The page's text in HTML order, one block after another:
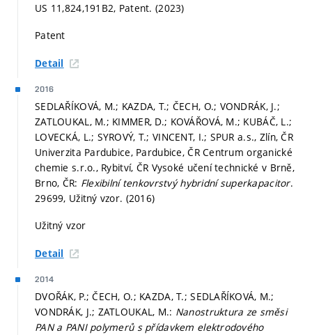
US 11,824,191B2, Patent. (2023)
Patent
Detail
2016
SEDLAŘÍKOVÁ, M.; KAZDA, T.; ČECH, O.; VONDRÁK, J.;
ZATLOUKAL, M.; KIMMER, D.; KOVÁŘOVÁ, M.; KUBÁČ, L.;
LOVECKÁ, L.; SYROVÝ, T.; VINCENT, I.; SPUR a.s., Zlín, ČR
Univerzita Pardubice, Pardubice, ČR Centrum organické
chemie s.r.o., Rybitví, ČR Vysoké učení technické v Brně,
Brno, ČR: Flexibilní tenkovrstvý hybridní superkapacitor.
29699, Užitný vzor. (2016)
Užitný vzor
Detail
2014
DVOŘÁK, P.; ČECH, O.; KAZDA, T.; SEDLAŘÍKOVÁ, M.;
VONDRÁK, J.; ZATLOUKAL, M.: Nanostruktura ze směsi
PAN a PANI polymerů s přídavkem elektrodového